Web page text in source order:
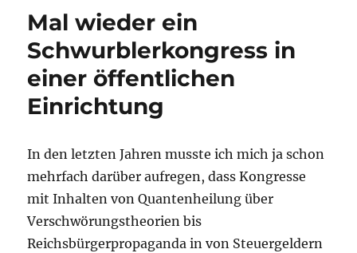
Mal wieder ein
Schwurblerkongress in
einer öffentlichen
Einrichtung
In den letzten Jahren musste ich mich ja schon
mehrfach darüber aufregen, dass Kongresse
mit Inhalten von Quantenheilung über
Verschwörungstheorien bis
Reichsbürgerpropaganda in von Steuergeldern